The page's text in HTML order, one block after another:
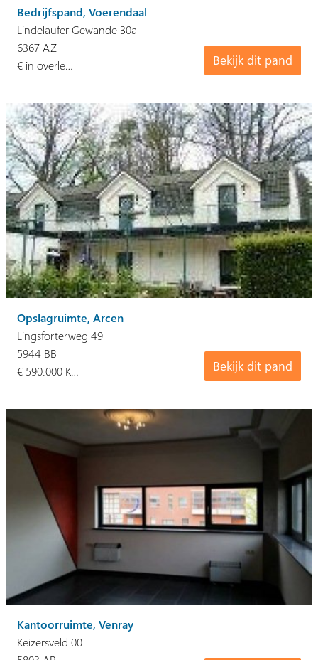
Bedrijfspand, Voerendaal
Lindelaufer Gewande 30a
Bekijk dit pand
6367 AZ
€ in overle…
Opslagruimte, Arcen
Lingsforterweg 49
Bekijk dit pand
5944 BB
€ 590.000 K…
Kantoorruimte, Venray
Keizersveld 00